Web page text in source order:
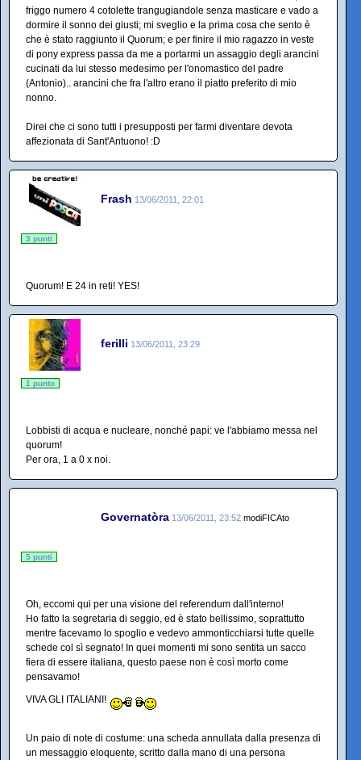
friggo numero 4 cotolette trangugiandole senza masticare e vado a
dormire il sonno dei giusti; mi sveglio e la prima cosa che sento è
che è stato raggiunto il Quorum; e per finire il mio ragazzo in veste
di pony express passa da me a portarmi un assaggio degli arancini
cucinati da lui stesso medesimo per l'onomastico del padre
(Antonio).. arancini che fra l'altro erano il piatto preferito di mio
nonno.
Direi che ci sono tutti i presupposti per farmi diventare devota
affezionata di Sant'Antuono! :D
Frash 13/06/2011, 22:01
3 punti
Quorum! E 24 in reti! YES!
ferilli 13/06/2011, 23:29
1 punto
Lobbisti di acqua e nucleare, nonché papi: ve l'abbiamo messa nel
quorum!
Per ora, 1 a 0 x noi.
Governatòra 13/06/2011, 23:52 modiFICAto
5 punti
Oh, eccomi qui per una visione del referendum dall'interno!
Ho fatto la segretaria di seggio, ed è stato bellissimo, soprattutto
mentre facevamo lo spoglio e vedevo ammonticchiarsi tutte quelle
schede col sì segnato! In quei momenti mi sono sentita un sacco
fiera di essere italiana, questo paese non è così morto come
pensavamo!
VIVA GLI ITALIANI!
Un paio di note di costume: una scheda annullata dalla presenza di
un messaggio eloquente, scritto dalla mano di una persona